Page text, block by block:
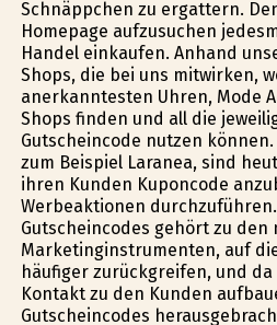
Schnäppchen zu ergattern.
Homepage aufzusuchen
Handel einkaufen. Anhand
Shops, die bei uns mitwirken,
anerkanntesten Uhren, Mode
Shops finden und all die
Gutscheincode nutzen können.
zum Beispiel Laranea, sind
ihren Kunden Kuponcode
Werbeaktionen
Gutscheincodes gehört zu den
Marketinginstrumenten, auf
häufiger zurückgreifen, und
Kontakt zu den Kunden
Gutscheincodes